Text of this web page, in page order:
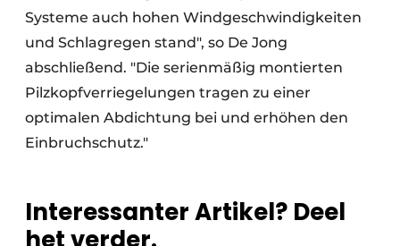
Systeme auch hohen Windgeschwindigkeiten
und Schlagregen stand", so De Jong
abschließend. "Die serienmäßig montierten
Pilzkopfverriegelungen tragen zu einer
optimalen Abdichtung bei und erhöhen den
Einbruchschutz."
Interessanter Artikel? Deel
het verder.